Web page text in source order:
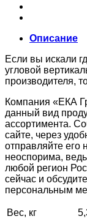
Описание
Если вы искали
угловой
производителя,
Компания «ЕКА
данный вид
ассортимента.
сайте, через
отправляйте
неоспорима,
любой регион
сейчас и
персональным
Вес, кг